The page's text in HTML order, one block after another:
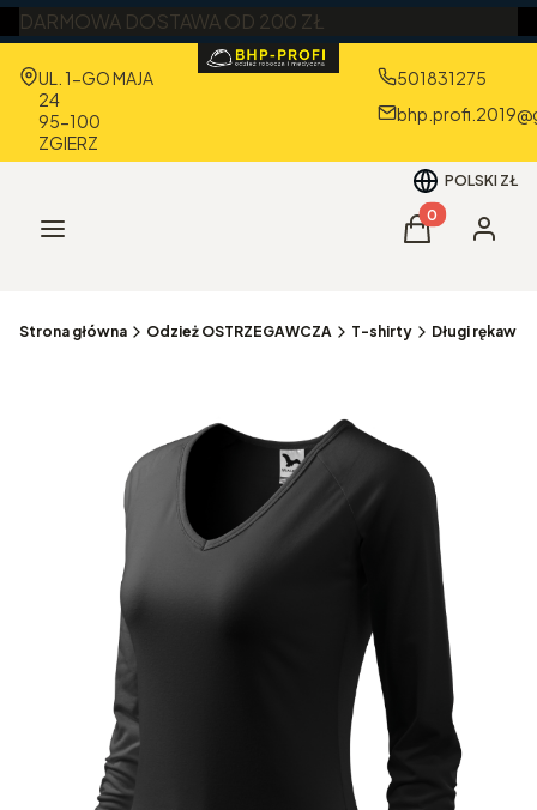
DARMOWA DOSTAWA OD 200 ZŁ
Adres:
UL. 1-GO MAJA
24
95-100
ZGIERZ
501831275
POLSKI ZŁ
Menu Produkty w
Koszyk
Strona główna Odzież OSTRZEGAWCZA T-shirty Długi rękaw